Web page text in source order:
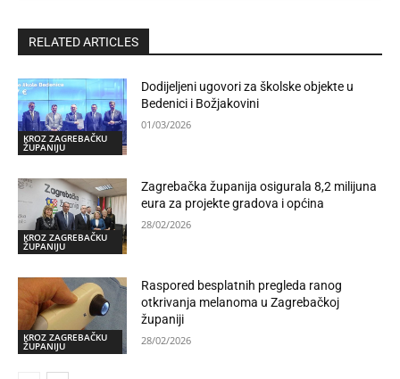
RELATED ARTICLES
KROZ ZAGREBAČKU
ŽUPANIJU
Dodijeljeni ugovori za školske objekte u
Bedenici i Božjakovini
01/03/2026
KROZ ZAGREBAČKU
ŽUPANIJU
Zagrebačka županija osigurala 8,2 milijuna
eura za projekte gradova i općina
28/02/2026
KROZ ZAGREBAČKU
ŽUPANIJU
Raspored besplatnih pregleda ranog
otkrivanja melanoma u Zagrebačkoj
županiji
28/02/2026